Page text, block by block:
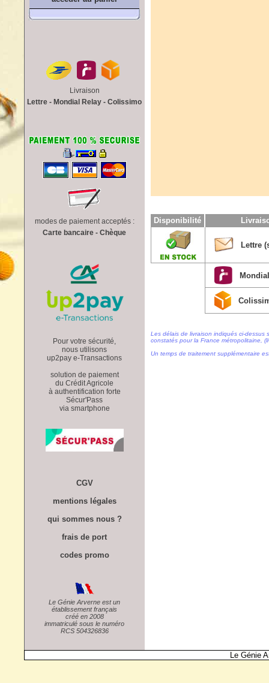
Livraison
Lettre - Mondial Relay - Colissimo
modes de paiement acceptés :
Carte bancaire - Chèque
Pour votre sécurité,
nous utilisons
up2pay e-Transactions
solution de paiement
du Crédit Agricole
à authentification forte
Sécur'Pass
via smartphone
CGV
mentions légales
qui sommes nous ?
frais de port
codes promo
Le Génie Arverne est un
établissement français
créé en 2008
immatriculé sous le numéro
RCS 504326836
Disponibilité
Lettre
Les délais de livraison indiqués ci-
constatés pour la France métropolitaine,
Un temps de traitement supplémentaire
Le Génie